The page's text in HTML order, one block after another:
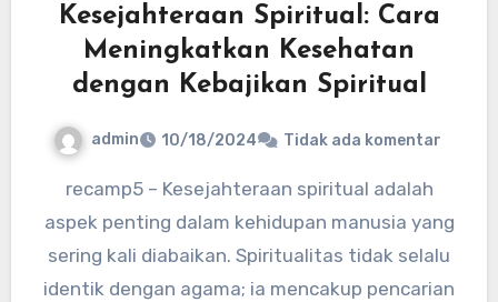
Kesejahteraan Spiritual: Cara
Meningkatkan Kesehatan
dengan Kebajikan Spiritual
admin 10/18/2024 Tidak ada komentar
recamp5 – Kesejahteraan spiritual adalah
aspek penting dalam kehidupan manusia yang
sering kali diabaikan. Spiritualitas tidak selalu
identik dengan agama; ia mencakup pencarian